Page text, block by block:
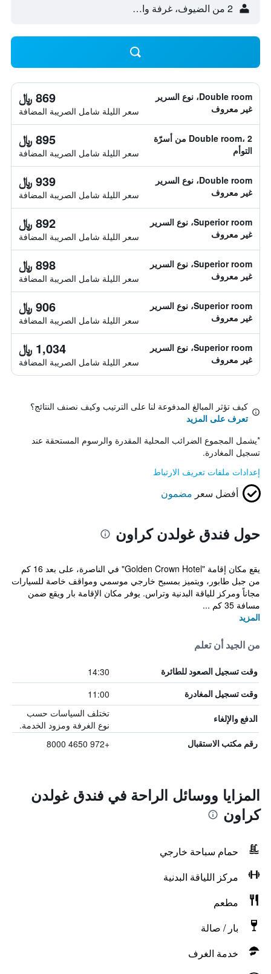
2 من الضيوف، غرفة واحدة
Double room، نوع السرير
غير معروف
869 ﷼
سعر الليلة شامل الصريبة المضافة
Double room، 2 من أسرّة
التوأم
895 ﷼
سعر الليلة شامل الصريبة المضافة
Double room، نوع السرير
غير معروف
939 ﷼
سعر الليلة شامل الصريبة المضافة
Superior room، نوع السرير
غير معروف
892 ﷼
سعر الليلة شامل الصريبة المضافة
Superior room، نوع السرير
غير معروف
898 ﷼
سعر الليلة شامل الصريبة المضافة
Superior room، نوع السرير
غير معروف
906 ﷼
سعر الليلة شامل الصريبة المضافة
Superior room، نوع السرير
غير معروف
1,034 ﷼
سعر الليلة شامل الصريبة المضافة
كيف تؤثر المبالغ المدفوعة لنا على الترتيب وكيف نصنف النتائج؟
تعرف على المزيد
*يشمل المجموع الضرائب المحلية المقدرة والرسوم المستحقة عند
تسجيل المغادرة.
إعدادات ملفات تعريف الارتباط
أفضل سعر مضمون
حول فندق غولدن كراون
يقع مكان إقامة "Golden Crown Hotel" في الناصرة، على بعد 16 كم
من جبل طابور، ويتميز بمسبح خارجي موسمي ومواقف خاصة للسيارات
مجاناً ومركز للياقة البدنية وتراس. يوفر مكان الإقامة بار ويقع ضمن
مسافة 35 كم ...
المزيد
من الجيد أن تعلم
وقت تسجيل الصعود للطائرة 14:30
وقت تسجيل المغادرة 11:00
الدفع والإلغاء
تختلف السياسات حسب
نوع الغرفة ومزود الخدمة.
رقم مكتب الاستقبال +972 4650 8000
المزايا ووسائل الراحة في فندق غولدن
كراون
حمام سباحة خارجي
مركز اللياقة البدنية
مطعم
بار / صالة
خدمة الغرف